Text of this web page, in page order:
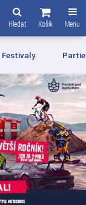
Menu
Košík
Hledat
Festivaly